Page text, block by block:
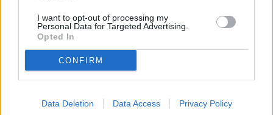
I want to opt-out of processing my
Personal Data for Targeted Advertising.
Opted In
CONFIRM
Data Deletion Data Access Privacy Policy